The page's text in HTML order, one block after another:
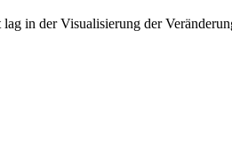
in der Visualisierung der